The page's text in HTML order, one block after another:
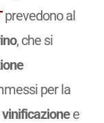
prevedono al
, che si
per la
e